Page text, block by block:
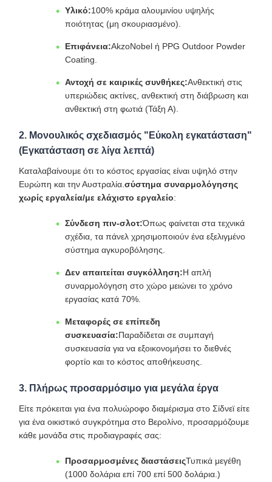
Υλικό:100% κράμα αλουμινίου υψηλής
ποιότητας (μη σκουριασμένο).
Επιφάνεια:AkzoNobel ή PPG Outdoor Powder
Coating.
Αντοχή σε καιρικές συνθήκες:Ανθεκτική στις
υπεριώδεις ακτίνες, ανθεκτική στη διάβρωση και
ανθεκτική στη φωτιά (Τάξη Α).
2. Μονουλικός σχεδιασμός "Εύκολη εγκατάσταση"
(Εγκατάσταση σε λίγα λεπτά)
Καταλαβαίνουμε ότι το κόστος εργασίας είναι υψηλό στην
Ευρώπη και την Αυστραλία. σύστημα συναρμολόγησης
χωρίς εργαλεία/με ελάχιστο εργαλείο:
Σύνδεση πιν-σλοτ:Όπως φαίνεται στα τεχνικά
σχέδια, τα πάνελ χρησιμοποιούν ένα εξελιγμένο
σύστημα αγκυροβόλησης.
Δεν απαιτείται συγκόλληση:Η απλή
συναρμολόγηση στο χώρο μειώνει το χρόνο
εργασίας κατά 70%.
Μεταφορές σε επίπεδη
συσκευασία:Παραδίδεται σε συμπαγή
συσκευασία για να εξοικονομήσει το διεθνές
φορτίο και το κόστος αποθήκευσης.
3. Πλήρως προσαρμόσιμο για μεγάλα έργα
Είτε πρόκειται για ένα πολυώροφο διαμέρισμα στο Σίδνεϊ είτε
για ένα οικιστικό συγκρότημα στο Βερολίνο, προσαρμόζουμε
κάθε μονάδα στις προδιαγραφές σας:
Προσαρμοσμένες διαστάσειςΤυπικά μεγέθη
(1000 δολάρια επί 700 επί 500 δολάρια. )